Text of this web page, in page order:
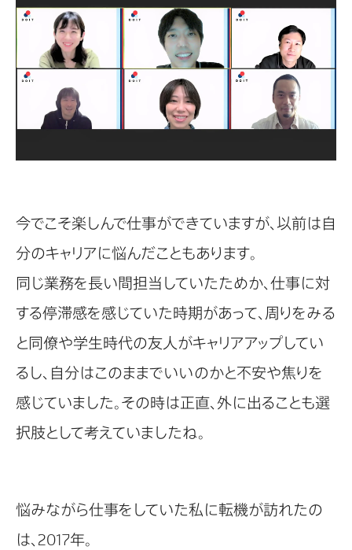
今でこそ楽しんで仕事ができていますが、以前は自
分のキャリアに悩んだこともあります。
同じ業務を長い間担当していたためか、仕事に対
する停滞感を感じていた時期があって、周りをみる
と同僚や学生時代の友人がキャリアアップしてい
るし、自分はこのままでいいのかと不安や焦りを
感じていました。その時は正直、外に出ることも選
択肢として考えていましたね。
悩みながら仕事をしていた私に転機が訪れたの
は、2017年。